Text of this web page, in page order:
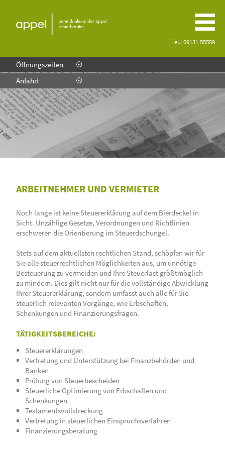
Tel.:09131 55559
Öffnungszeiten
Anfahrt
ARBEITNEHMER UND VERMIETER
Noch lange ist keine Steuererklärung auf dem Bierdeckel in
Sicht. Unzählige Gesetze, Verordnungen und Richtlinien
erschweren die Orientierung im Steuerdschungel.
Stets auf dem aktuellsten rechtlichen Stand, schöpfen wir für
Sie alle steuerrechtlichen Möglichkeiten aus, um unnötige
Besteuerung zu vermeiden und Ihre Steuerlast größtmöglich
zu mindern. Dies gilt nicht nur für die vollständige Abwicklung
Ihrer Steuererklärung, sondern umfasst auch alle für Sie
steuerlich relevanten Vorgänge, wie Erbschaften,
Schenkungen und Finanzierungsfragen.
TÄTIGKEITSBEREICHE:
Steuererklärungen
Vertretung und Unterstützung bei Finanzbehörden und
Banken
Prüfung von Steuerbescheiden
Steuerliche Optimierung von Erbschaften und
Schenkungen
Testamentsvollstreckung
Vertretung in steuerlichen Einspruchsverfahren
Finanzierungsberatung